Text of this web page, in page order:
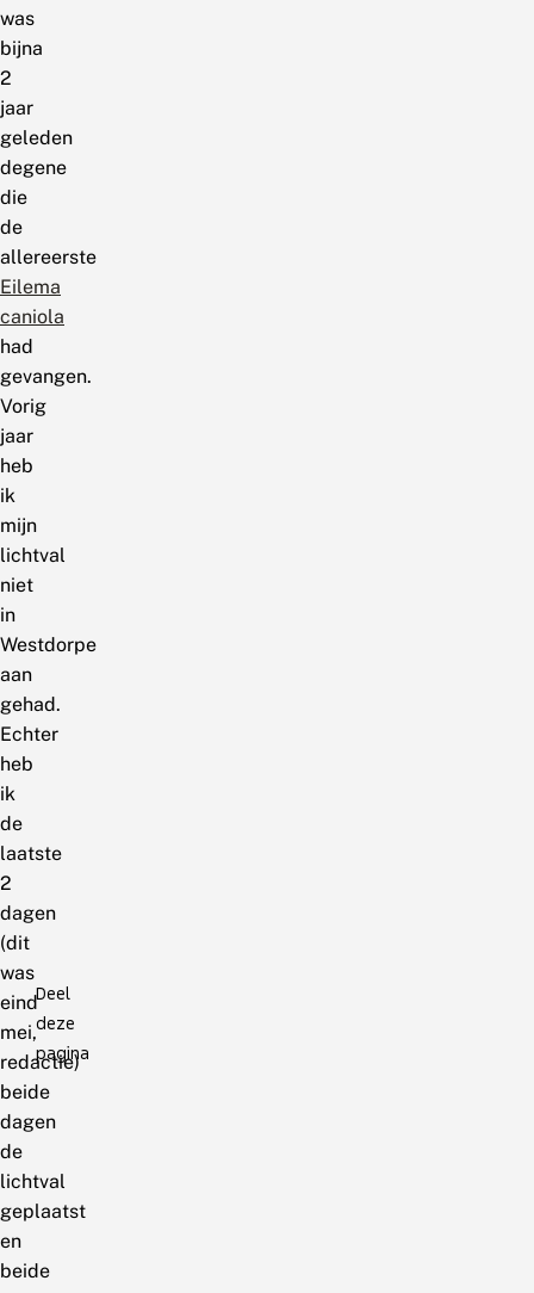
was
bijna
2
jaar
geleden
degene
die
de
allereerste
Eilema
caniola
had
gevangen.
Vorig
jaar
heb
ik
mijn
lichtval
niet
in
Westdorpe
aan
gehad.
Echter
heb
ik
de
laatste
2
dagen
(dit
was
eind
mei,
redactie)
beide
dagen
de
lichtval
geplaatst
en
beide
Deel
deze
pagina